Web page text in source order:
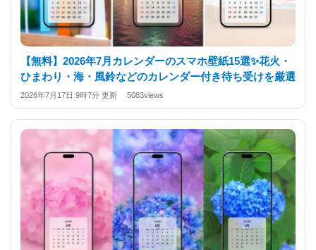
【無料】2026年7月カレンダーのスマホ壁紙15選✨️花火・
ひまわり・海・風鈴などのカレンダー付き待ち受けを厳選
2026年7月17日 9時7分 更新 5083views